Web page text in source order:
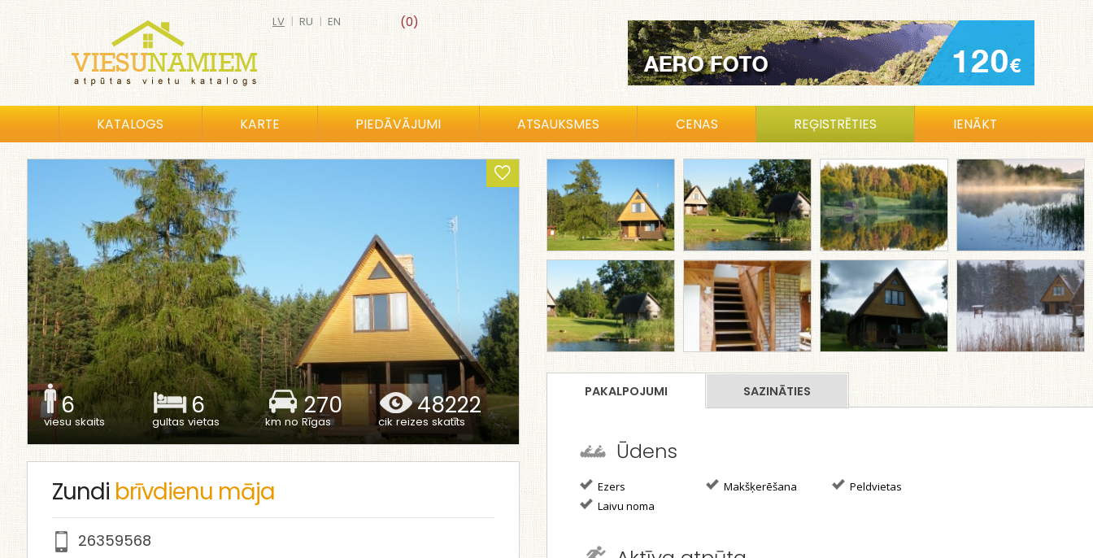
(0)
LV | RU | EN
KATALOGS KARTE PIEDĀVĀJUMI ATSAUKSMES CENAS REĢISTRĒTIES IENĀKT
6
viesu skaits
6
gultas vietas
270
km no Rīgas
48222
cik reizes skatīts
Zundi brīvdienu māja
26359568
PAKALPOJUMI SAZINĀTIES
Ūdens
Ezers Makšķerēšana
Peldvietas
Laivu noma